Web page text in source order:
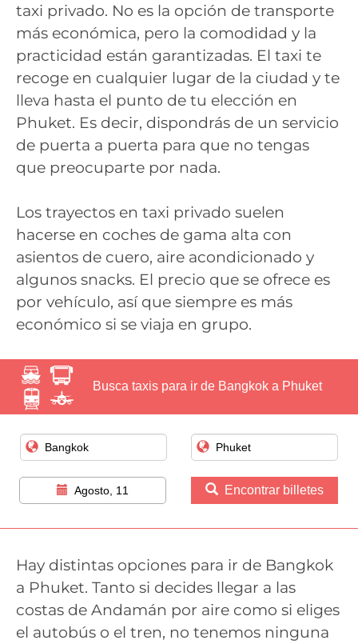
taxi privado. No es la opción de transporte
más económica, pero la comodidad y la
practicidad están garantizadas. El taxi te
recoge en cualquier lugar de la ciudad y te
lleva hasta el punto de tu elección en
Phuket. Es decir, dispondrás de un servicio
de puerta a puerta para que no tengas
que preocuparte por nada.
Los trayectos en taxi privado suelen
hacerse en coches de gama alta con
asientos de cuero, aire acondicionado y
algunos snacks. El precio que se ofrece es
por vehículo, así que siempre es más
económico si se viaja en grupo.
Busca taxis para ir de Bangkok a Phuket
Agosto, 11 Encontrar billetes
Hay distintas opciones para ir de Bangkok
a Phuket. Tanto si decides llegar a las
costas de Andamán por aire como si eliges
el autobús o el tren, no tenemos ninguna